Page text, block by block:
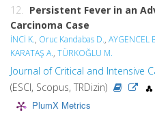
12. Persistent Fever in an
Carcinoma Case
İNCİ K., Oruc Kandabas D., AYGENCEL
KARATAŞ A., TÜRKOĞLU M.
Journal of Critical and Intensive
(ESCI, Scopus, TRDizin)
PlumX Metrics